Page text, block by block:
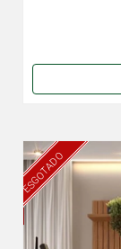
ESGOTADO